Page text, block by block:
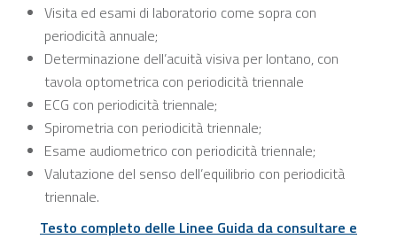
Visita ed esami di laboratorio come sopra con
periodicità annuale;
Determinazione dell’acuità visiva per lontano, con
tavola optometrica con periodicità triennale
ECG con periodicità triennale;
Spirometria con periodicità triennale;
Esame audiometrico con periodicità triennale;
Valutazione del senso dell’equilibrio con periodicità
triennale.
Testo completo delle Linee Guida da consultare e